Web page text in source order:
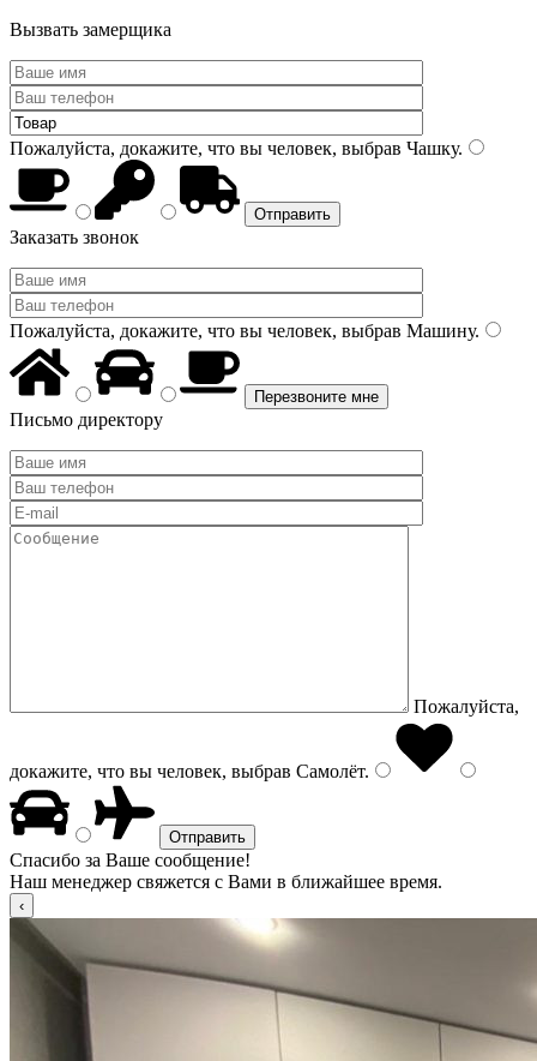
Вызвать замерщика
Пожалуйста, докажите, что вы человек, выбрав Чашку.
Заказать звонок
Пожалуйста, докажите, что вы человек, выбрав Машину.
Письмо директору
Пожалуйста,
докажите, что вы человек, выбрав Самолёт.
Спасибо за Ваше сообщение!
Наш менеджер свяжется с Вами в ближайшее время.